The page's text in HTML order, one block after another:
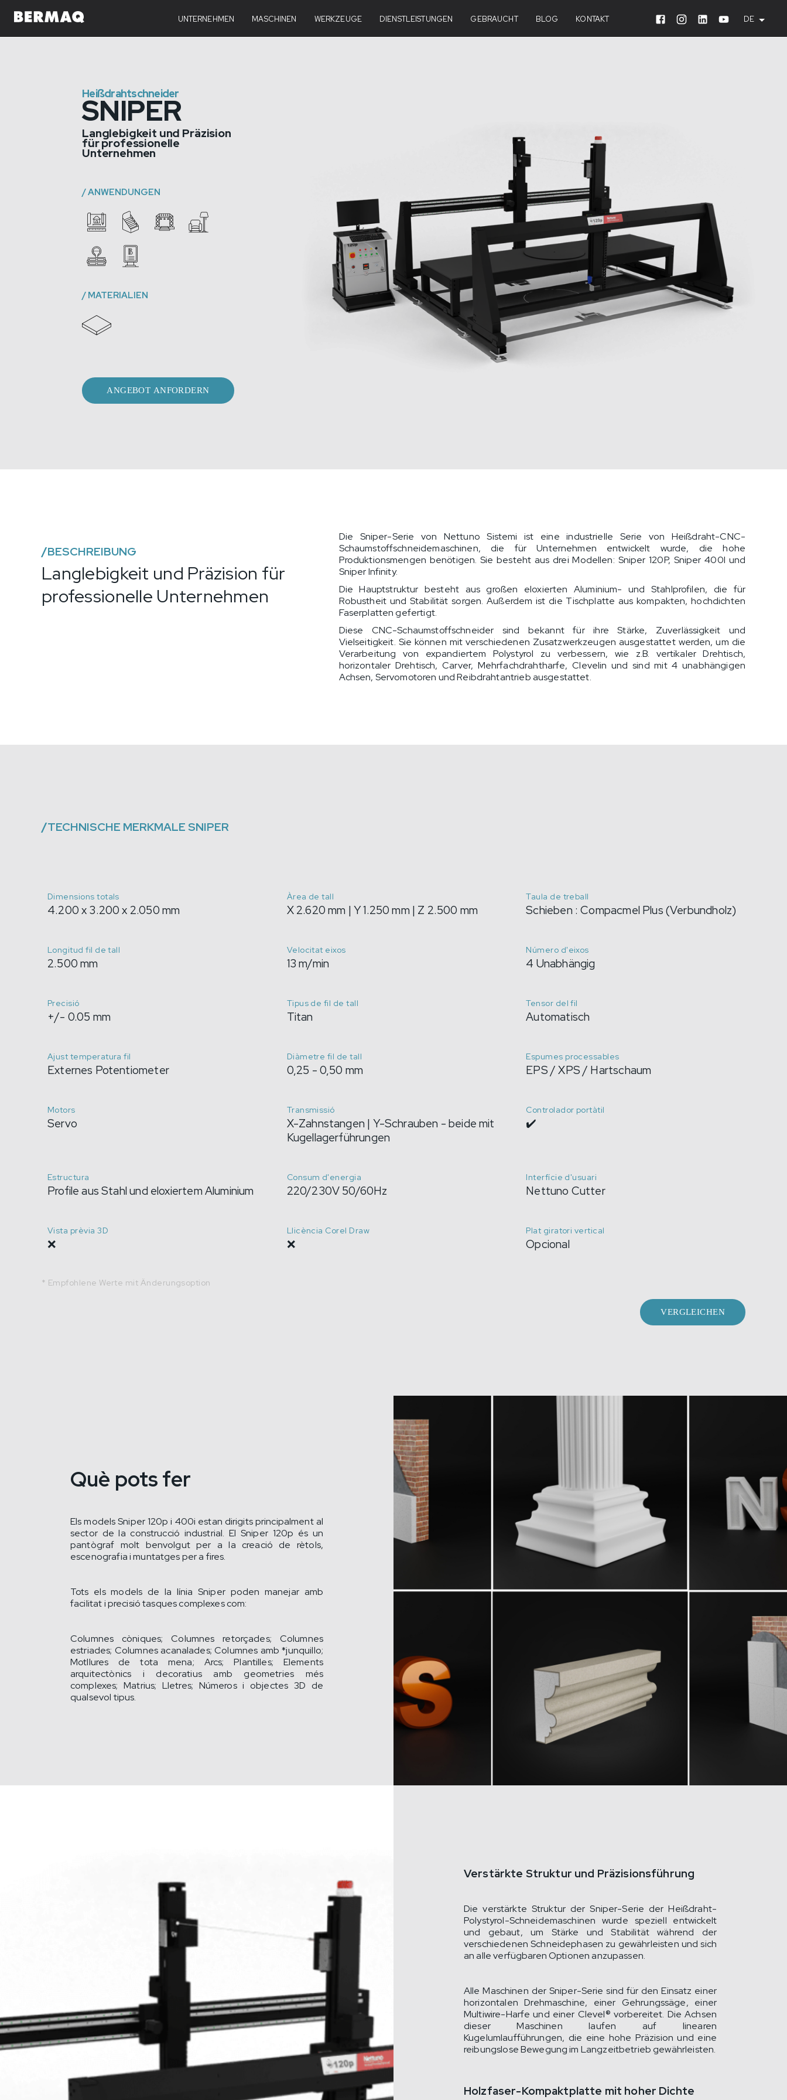
UNTERNEHMEN MASCHINEN WERKZEUGE DIENSTLEISTUNGEN GEBRAUCHT BLOG KONTAKT DE
SNIPER TECHNISCHE MERKMALE VERGLEICHSTABELLE ANGEBOT ANFORDERN
Heißdrahtschneider
SNIPER
Langlebigkeit und Präzision
für professionelle
Unternehmen
/ANWENDUNGEN
/ MATERIALIEN
ANGEBOT ANFORDERN
/BESCHREIBUNG
Langlebigkeit und Präzision für
professionelle Unternehmen
Die Sniper-Serie von Nettuno Sistemi ist eine industrielle Serie von Heißdraht-CNC-
Schaumstoffschneidemaschinen, die für Unternehmen entwickelt wurde, die hohe
Produktionsmengen benötigen. Sie besteht aus drei Modellen: Sniper 120P, Sniper 400I und
Sniper Infinity.
Die Hauptstruktur besteht aus großen eloxierten Aluminium- und Stahlprofilen, die für
Robustheit und Stabilität sorgen. Außerdem ist die Tischplatte aus kompakten, hochdichten
Faserplatten gefertigt.
Diese CNC-Schaumstoffschneider sind bekannt für ihre Stärke, Zuverlässigkeit und
Vielseitigkeit. Sie können mit verschiedenen Zusatzwerkzeugen ausgestattet werden, um die
Verarbeitung von expandiertem Polystyrol zu verbessern, wie z.B. vertikaler Drehtisch,
horizontaler Drehtisch, Carver, Mehrfachdrahtharfe, Clevelin und sind mit 4 unabhängigen
Achsen, Servomotoren und Reibdrahtantrieb ausgestattet.
/TECHNISCHE MERKMALESNIPER
Dimensions totals
4.200 x 3.200 x 2.050 mm
Àrea de tall
X 2.620 mm | Y 1.250 mm | Z 2.500 mm
Taula de treball
Schieben : Compacmel Plus (Verbundholz)
Longitud fil de tall
2.500 mm
Velocitat eixos
13 m/min
Número d'eixos
4 Unabhängig
Precisió
+/- 0.05 mm
Tipus de fil de tall
Titan
Tensor del fil
Automatisch
Ajust temperatura fil
Externes Potentiometer
Diàmetre fil de tall
0,25 - 0,50 mm
Espumes processables
EPS / XPS / Hartschaum
Motors
Servo
Transmissió
X-Zahnstangen | Y-Schrauben - beide mit
Kugellagerführungen
Controlador portàtil
✔️
Estructura
Profile aus Stahl und eloxiertem Aluminium
Consum d'energia
220/230V 50/60Hz
Interfície d'usuari
Nettuno Cutter
Vista prèvia 3D
❌
Llicència Corel Draw
❌
Plat giratori vertical
Opcional
* Empfohlene Werte mit Änderungsoption
VERGLEICHEN
Què pots fer
Els models Sniper 120p i 400i estan dirigits principalment al
sector de la construcció industrial. El Sniper 120p és un
pantògraf molt benvolgut per a la creació de rètols,
escenografia i muntatges per a fires.
Tots els models de la línia Sniper poden manejar amb
facilitat i precisió tasques complexes com:
Columnes còniques; Columnes retorçades; Columnes
estriades; Columnes acanalades; Columnes amb *junquillo;
Motllures de tota mena; Arcs; Plantilles; Elements
arquitectònics i decoratius amb geometries més
complexes; Matrius; Lletres; Números i objectes 3D de
qualsevol tipus.
Verstärkte Struktur und Präzisionsführung
Die verstärkte Struktur der Sniper-Serie der Heißdraht-
Polystyrol-Schneidemaschinen wurde speziell entwickelt
und gebaut, um Stärke und Stabilität während der
verschiedenen Schneidephasen zu gewährleisten und sich
an alle verfügbaren Optionen anzupassen.
Alle Maschinen der Sniper-Serie sind für den Einsatz einer
horizontalen Drehmaschine, einer Gehrungssäge, einer
Multiwire-Harfe und einer Clevel® vorbereitet. Die Achsen
dieser Maschinen laufen auf linearen
Kugelumlaufführungen, die eine hohe Präzision und eine
reibungslose Bewegung im Langzeitbetrieb gewährleisten.
Holzfaser-Kompaktplatte mit hoher Dichte